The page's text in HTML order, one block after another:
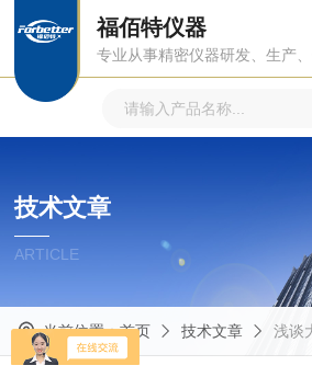
福佰特仪器
专业从事精密仪器研发、生产
技术文章
ARTICLE
当前位置：首页 技术文章 浅谈大气